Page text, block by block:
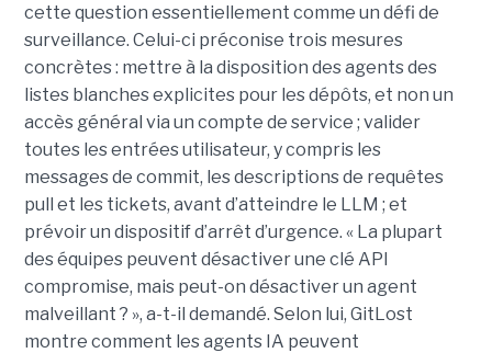
cette question essentiellement comme un défi de
surveillance. Celui-ci préconise trois mesures
concrètes : mettre à la disposition des agents des
listes blanches explicites pour les dépôts, et non un
accès général via un compte de service ; valider
toutes les entrées utilisateur, y compris les
messages de commit, les descriptions de requêtes
pull et les tickets, avant d’atteindre le LLM ; et
prévoir un dispositif d’arrêt d’urgence. « La plupart
des équipes peuvent désactiver une clé API
compromise, mais peut-on désactiver un agent
malveillant ? », a-t-il demandé. Selon lui, GitLost
montre comment les agents IA peuvent